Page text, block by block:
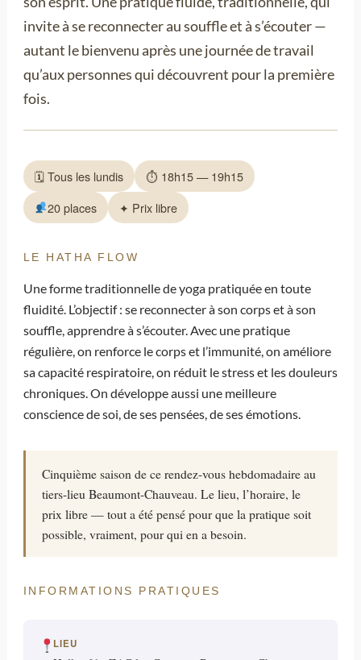
invite à se reconnecter au souffle et à s’écouter —
autant le bienvenu après une journée de travail
qu’aux personnes qui découvrent pour la première
fois.
🗓 Tous les lundis
⏱ 18h15 — 19h15
20 places
✦ Prix libre
LE HATHA FLOW
Une forme traditionnelle de yoga pratiquée en toute
fluidité. L’objectif : se reconnecter à son corps et à son
souffle, apprendre à s’écouter. Avec une pratique
régulière, on renforce le corps et l’immunité, on améliore
sa capacité respiratoire, on réduit le stress et les douleurs
chroniques. On développe aussi une meilleure
conscience de soi, de ses pensées, de ses émotions.
Cinquième saison de ce rendez-vous hebdomadaire au
tiers-lieu Beaumont-Chauveau. Le lieu, l’horaire, le
prix libre — tout a été pensé pour que la pratique soit
possible, vraiment, pour qui en a besoin.
INFORMATIONS PRATIQUES
LIEU